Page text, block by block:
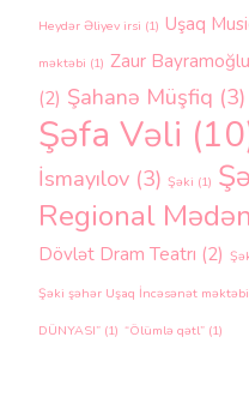
Heydər Əliyev irsi (1) Uşaq
məktəbi (1) Zaur Bayramoğlu
(2) Şahanə Müşfiq (3)
Şəfa Vəli
İsmayılov (3) Şəki (1)
Regional
Dövlət Dram Teatrı (2)
Şəki şəhər Uşaq İncəsənət məktəbi
DÜNYASI” (1) “Ölümlə qətl” (1)